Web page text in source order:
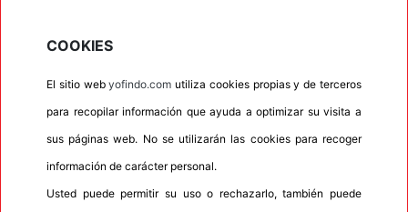
Horario de Cierre: 23:59
Aviso importante:Le recordamos que nuestros
talleres son centros de montaje, no de recogida. Si
escoge uno de ellos como dirección entrega esta
COOKIES
El sitio webyofindo.com utiliza cookies propias y de terceros
para recopilar información que ayuda a optimizar su visita a
sus páginas web. No se utilizarán las cookies para recoger
información de carácter personal.
Usted puede permitir su uso o rechazarlo, también puede